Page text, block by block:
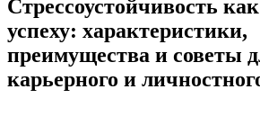
Стрессоустойчивость
успеху: характеристики,
преимущества и советы
карьерного и